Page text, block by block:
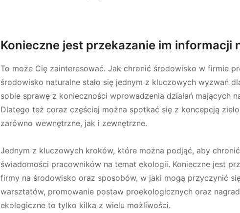
Konieczne jest przekazanie im informacji
To może Cię zainteresować. Jak chronić środowisko w firmie
środowisko naturalne stało się jednym z kluczowych wyzwań
sobie sprawę z konieczności wprowadzenia działań mających
Dlatego też coraz częściej można spotkać się z koncepcją
zarówno wewnętrzne, jak i zewnętrzne.
Jednym z kluczowych kroków, które można podjąć, aby
świadomości pracowników na temat ekologii. Konieczne jest
firmy na środowisko oraz sposobów, w jaki mogą przyczynić
warsztatów, promowanie postaw proekologicznych oraz
ekologiczne to tylko kilka z wielu możliwości.